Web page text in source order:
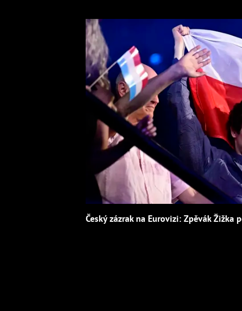
Český zázrak na Eurovizi: Zpěvák Žižka